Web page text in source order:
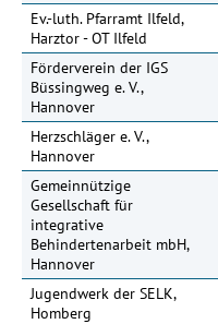
Ev.-luth. Pfarramt Ilfeld,
Harztor - OT Ilfeld
Förderverein der IGS
Büssingweg e. V.,
Hannover
Herzschläger e. V.,
Hannover
Gemeinnützige
Gesellschaft für
integrative
Behindertenarbeit mbH,
Hannover
Jugendwerk der SELK,
Homberg